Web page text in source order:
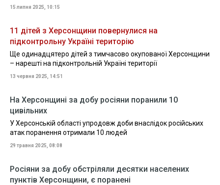
15 липня 2025, 10:15
11 дітей з Херсонщини повернулися на
підконтрольну Україні територію
Ще одинадцятеро дітей з тимчасово окупованої Херсонщини
– нарешті на підконтрольній Україні території
13 червня 2025, 14:51
На Херсонщині за добу росіяни поранили 10
цивільних
У Херсонській області упродовж доби внаслідок російських
атак поранення отримали 10 людей
29 травня 2025, 08:08
Росіяни за добу обстріляли десятки населених
пунктів Херсонщини, є поранені